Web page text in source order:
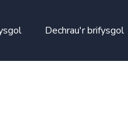
Dechrau'r brifysgol